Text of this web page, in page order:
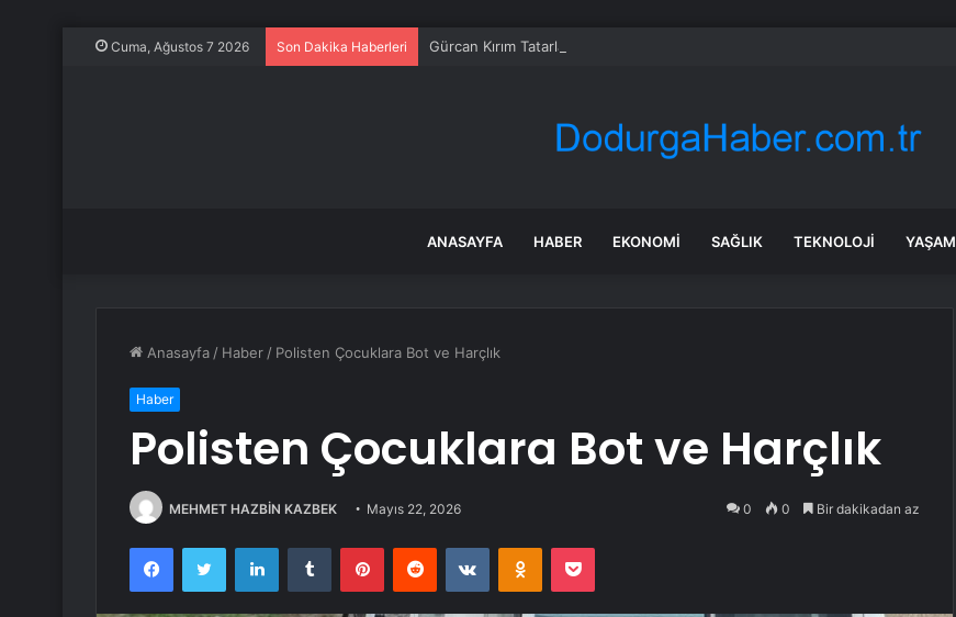
Cuma, Ağustos 7 2026 Son Dakika Haberleri Gürcan Kırım Tatarlarıyla Bayramlaştı
ANASAYFA HABER EKONOMI SAĞLIK TEKNOLOJI YAŞAM
Anasayfa / Haber / Polisten Çocuklara Bot ve Harçlık
Haber
Polisten Çocuklara Bot ve Harçlık
MEHMET HAZBİN KAZBEK Mayıs 22, 2026 0 0 Bir dakikadan az
FacebookTwitter LinkedInTumblr PinterestReddit VKontakteOdnoklassniki
Pocket